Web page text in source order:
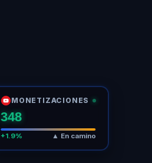
MONETIZACIONES
348
+1.9% ▲ En camino